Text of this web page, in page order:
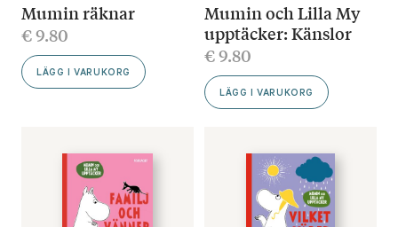
Mumin räknar
€9.80
LÄGG I VARUKORG
Mumin och Lilla My
upptäcker: Känslor
€9.80
LÄGG I VARUKORG